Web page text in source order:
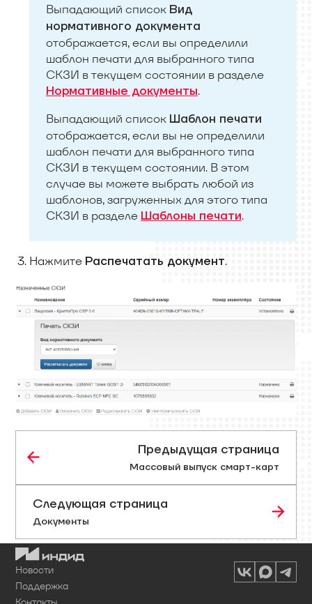
Выпадающий список Вид
нормативного документа
отображается, если вы определили
шаблон печати для выбранного типа
СКЗИ в текущем состоянии в разделе
Нормативные документы.
Выпадающий список Шаблон печати
отображается, если вы не определили
шаблон печати для выбранного типа
СКЗИ в текущем состоянии. В этом
случае вы можете выбрать любой из
шаблонов, загруженных для этого типа
СКЗИ в разделе Шаблоны печати.
Нажмите Распечатать документ.
Предыдущая страница
Массовый выпуск смарт-карт
Следующая страница
Документы
Новости
Поддержка